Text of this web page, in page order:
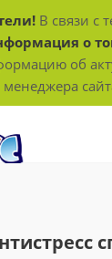
В связи с
о
об